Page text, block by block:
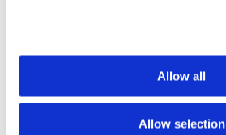
Allow all
Allow selection
24 Luglio 2026